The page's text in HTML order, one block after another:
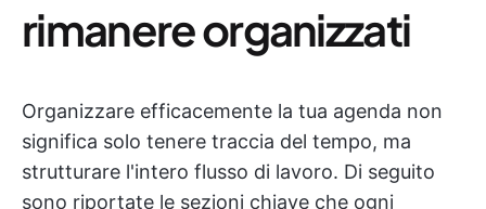
rimanere organizzati
Organizzare efficacemente la tua agenda non
significa solo tenere traccia del tempo, ma
strutturare l'intero flusso di lavoro. Di seguito
sono riportate le sezioni chiave che ogni